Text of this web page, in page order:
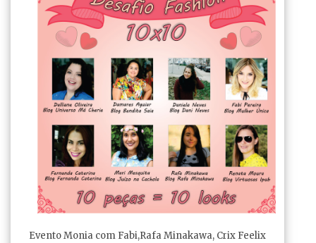
Evento Monia com Fabi,Rafa Minakawa, Crix Feelix